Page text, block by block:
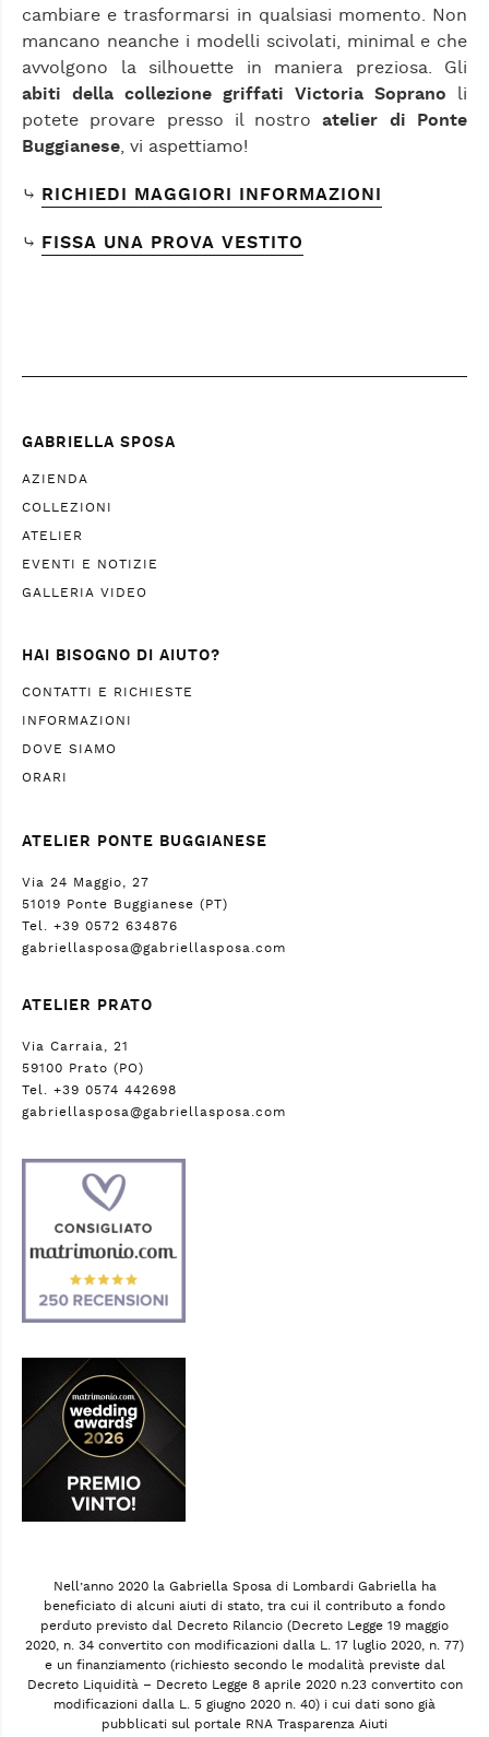
cambiare e trasformarsi in qualsiasi momento. Non
mancano neanche i modelli scivolati, minimal e che
avvolgono la silhouette in maniera preziosa. Gli
abiti della collezione griffati Victoria Soprano li
potete provare presso il nostroatelier di Ponte
Buggianese , vi aspettiamo!
⤷ RICHIEDI MAGGIORI INFORMAZIONI
⤷ FISSA UNA PROVA VESTITO
GABRIELLA SPOSA
AZIENDA
COLLEZIONI
ATELIER
EVENTI E NOTIZIE
GALLERIA VIDEO
HAI BISOGNO DI AIUTO?
CONTATTI E RICHIESTE
INFORMAZIONI
DOVE SIAMO
ORARI
ATELIER PONTE BUGGIANESE
Via 24 Maggio, 27
51019 Ponte Buggianese (PT)
Tel. +39 0572 634876
gabriellasposa@gabriellasposa.com
ATELIER PRATO
Via Carraia, 21
59100 Prato (PO)
Tel. +39 0574 442698
gabriellasposa@gabriellasposa.com
Nell’anno 2020 la Gabriella Sposa di Lombardi Gabriella ha
beneficiato di alcuni aiuti di stato, tra cui il contributo a fondo
perduto previsto dal Decreto Rilancio (Decreto Legge 19 maggio
2020, n. 34 convertito con modificazioni dalla L. 17 luglio 2020, n. 77)
e un finanziamento (richiesto secondo le modalità previste dal
Decreto Liquidità – Decreto Legge 8 aprile 2020 n.23 convertito con
modificazioni dalla L. 5 giugno 2020 n. 40) i cui dati sono già
pubblicati sul portale RNA Trasparenza Aiuti